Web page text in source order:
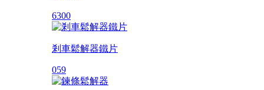
6300
剎車鬆解器鐵片
059